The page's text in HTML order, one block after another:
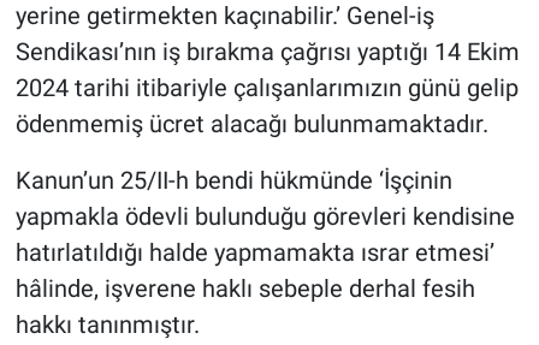
yerine getirmekten kaçınabilir.’ Genel-iş
Sendikası’nın iş bırakma çağrısı yaptığı 14 Ekim
2024 tarihi itibariyle çalışanlarımızın günü gelip
ödenmemiş ücret alacağı bulunmamaktadır.
Kanun’un 25/II-h bendi hükmünde ‘İşçinin
yapmakla ödevli bulunduğu görevleri kendisine
hatırlatıldığı halde yapmamakta ısrar etmesi’
hâlinde, işverene haklı sebeple derhal fesih
hakkı tanınmıştır.